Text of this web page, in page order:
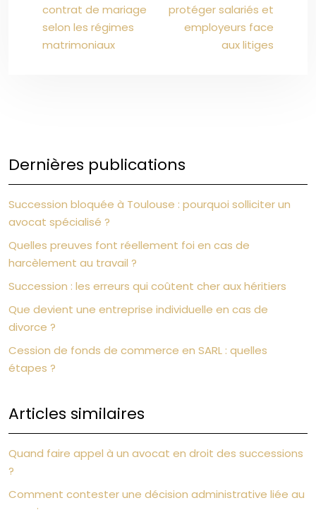
contrat de mariage
selon les régimes
matrimoniaux
protéger salariés et
employeurs face
aux litiges
Dernières publications
Succession bloquée à Toulouse : pourquoi solliciter un
avocat spécialisé ?
Quelles preuves font réellement foi en cas de
harcèlement au travail ?
Succession : les erreurs qui coûtent cher aux héritiers
Que devient une entreprise individuelle en cas de
divorce ?
Cession de fonds de commerce en SARL : quelles
étapes ?
Articles similaires
Quand faire appel à un avocat en droit des successions
?
Comment contester une décision administrative liée au